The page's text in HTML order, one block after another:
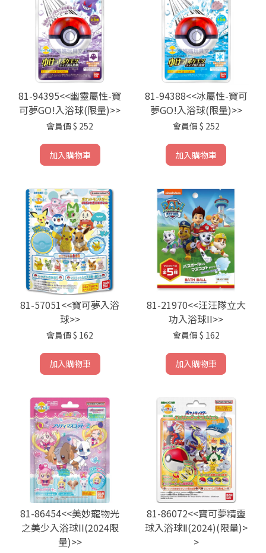
81-94395<<幽靈屬性-寶
可夢GO!入浴球(限量)>>
會員價 $ 252
加入購物車
81-94388<<冰屬性-寶可
夢GO!入浴球(限量)>>
會員價 $ 252
加入購物車
81-57051<<寶可夢入浴
球>>
會員價 $ 162
加入購物車
81-21970<<汪汪隊立大
功入浴球II>>
會員價 $ 162
加入購物車
81-86454<<美妙寵物光
之美少入浴球II(2024限
量)>>
81-86072<<寶可夢精靈
球入浴球Ⅱ(2024)(限量)>
>